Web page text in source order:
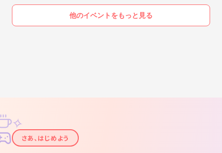
他のイベントをもっと見る
✦
✧
さあ、はじめよう